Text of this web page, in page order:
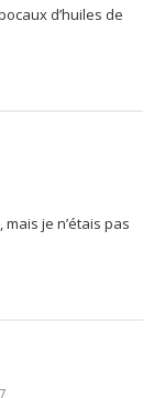
d’huiles de
mais je n’étais pas